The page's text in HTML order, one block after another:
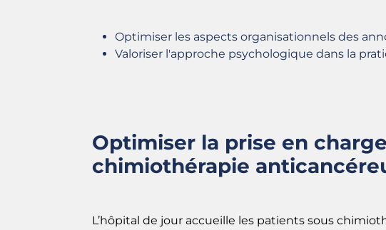
Optimiser les aspects organisationnels des
Valoriser l'approche psychologique dans la
Optimiser la prise en
chimiothérapie
L’hôpital de jour accueille les patients sous